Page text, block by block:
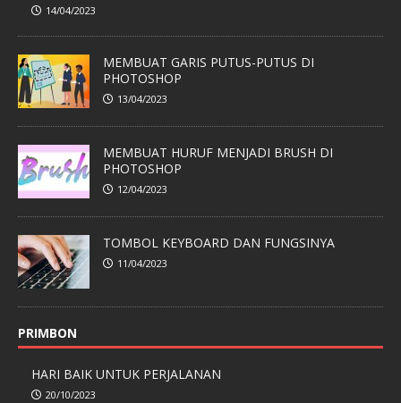
14/04/2023
MEMBUAT GARIS PUTUS-PUTUS DI
PHOTOSHOP
13/04/2023
MEMBUAT HURUF MENJADI BRUSH DI
PHOTOSHOP
12/04/2023
TOMBOL KEYBOARD DAN FUNGSINYA
11/04/2023
PRIMBON
HARI BAIK UNTUK PERJALANAN
20/10/2023